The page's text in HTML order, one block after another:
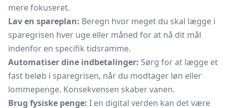
mere fokuseret.
Lav en spareplan: Beregn hvor meget du skal lægge i
sparegrisen hver uge eller måned for at nå dit mål
indenfor en specifik tidsramme.
Automatiser dine indbetalinger: Sørg for at lægge et
fast beløb i sparegrisen, når du modtager løn eller
lommepenge. Konsekvensen skaber vanen.
Brug fysiske penge: I en digital verden kan det være